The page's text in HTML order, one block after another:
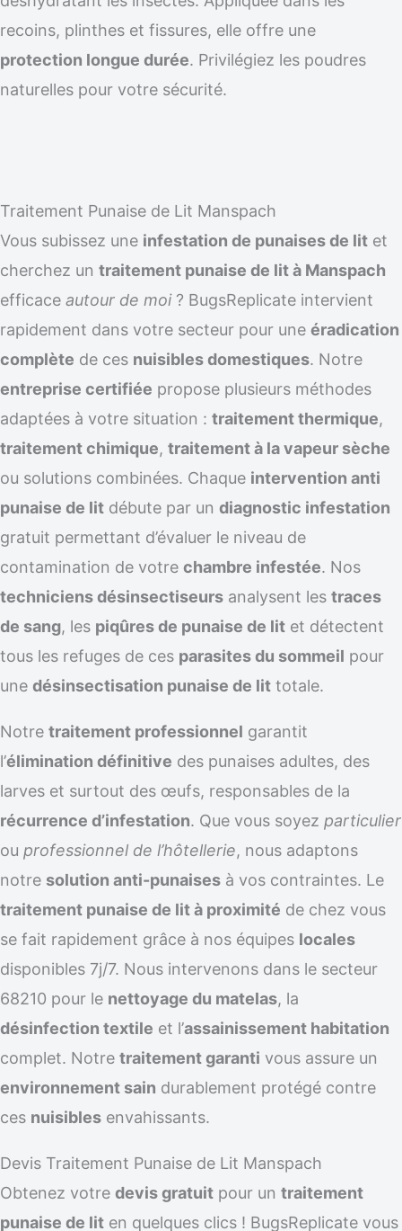
recoins, plinthes et fissures, elle offre une
protection longue durée. Privilégiez les poudres
naturelles pour votre sécurité.
Traitement Punaise de Lit Manspach
Vous subissez une infestation de punaises de lit et
cherchez un traitement punaise de lit à Manspach
efficace autour de moi? BugsReplicate intervient
rapidement dans votre secteur pour une éradication
complète de ces nuisibles domestiques. Notre
entreprise certifiée propose plusieurs méthodes
adaptées à votre situation : traitement thermique,
traitement chimique, traitement à la vapeur sèche
ou solutions combinées. Chaque intervention anti
punaise de lit débute par un diagnostic infestation
gratuit permettant d’évaluer le niveau de
contamination de votre chambre infestée. Nos
techniciens désinsectiseurs analysent les traces
de sang, les piqûres de punaise de lit et détectent
tous les refuges de ces parasites du sommeil pour
une désinsectisation punaise de lit totale.
Notre traitement professionnel garantit
l’élimination définitive des punaises adultes, des
larves et surtout des œufs, responsables de la
récurrence d’infestation. Que vous soyez particulier
ou professionnel de l’hôtellerie, nous adaptons
notre solution anti-punaises à vos contraintes. Le
traitement punaise de lit à proximité de chez vous
se fait rapidement grâce à nos équipes locales
disponibles 7j/7. Nous intervenons dans le secteur
68210 pour le nettoyage du matelas, la
désinfection textile et l’assainissement habitation
complet. Notre traitement garanti vous assure un
environnement sain durablement protégé contre
ces nuisibles envahissants.
Devis Traitement Punaise de Lit Manspach
Obtenez votre devis gratuit pour un traitement
punaise de lit en quelques clics ! BugsReplicate vous